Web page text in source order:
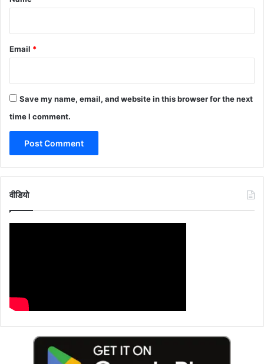
Email *
Save my name, email, and website in this browser for the next
time I comment.
वीडियो